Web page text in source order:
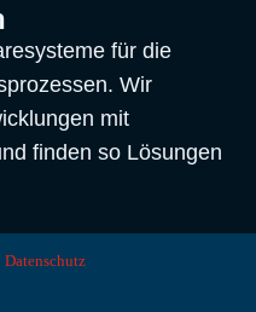
für die
Wir
mit
finden so Lösungen
Datenschutz